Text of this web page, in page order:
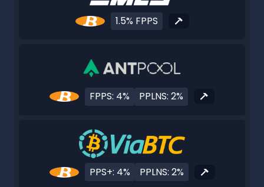
1.5% FPPS
FPPS: 4% PPLNS: 2%
PPS+: 4% PPLNS: 2%